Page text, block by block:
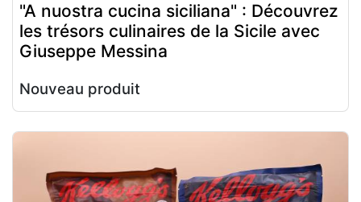
"A nuostra cucina siciliana" : Découvrez
les trésors culinaires de la Sicile avec
Giuseppe Messina
Nouveau produit